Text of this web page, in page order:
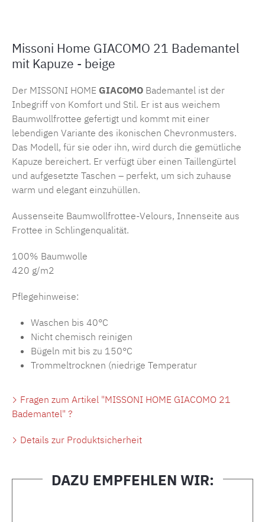
Missoni Home GIACOMO 21 Bademantel
mit Kapuze - beige
Der MISSONI HOME GIACOMO Bademantel ist der
Inbegriff von Komfort und Stil. Er ist aus weichem
Baumwollfrottee gefertigt und kommt mit einer
lebendigen Variante des ikonischen Chevronmusters.
Das Modell, für sie oder ihn, wird durch die gemütliche
Kapuze bereichert. Er verfügt über einen Taillengürtel
und aufgesetzte Taschen – perfekt, um sich zuhause
warm und elegant einzuhüllen.
Aussenseite Baumwollfrottee-Velours, Innenseite aus
Frottee in Schlingenqualität.
100% Baumwolle
420 g/m2
Pflegehinweise:
Waschen bis 40°C
Nicht chemisch reinigen
Bügeln mit bis zu 150°C
Trommeltrocknen (niedrige Temperatur
Fragen zum Artikel "MISSONI HOME GIACOMO 21
Bademantel" ?
Details zur Produktsicherheit
DAZU EMPFEHLEN WIR: